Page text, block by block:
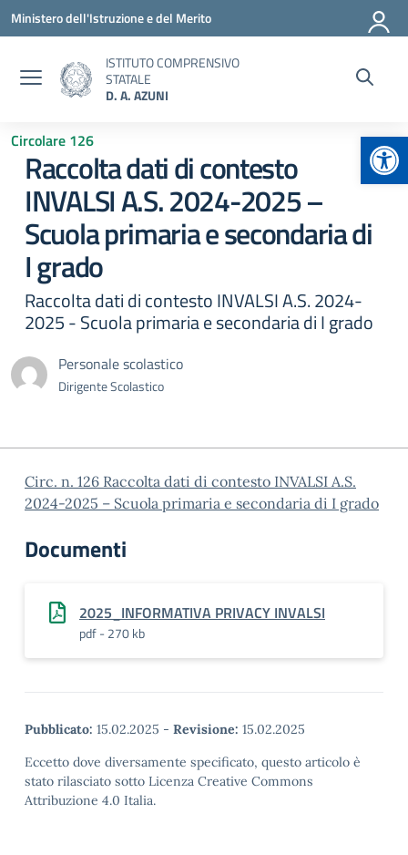
Vai ai contenuti
Vai al menu di navigazione
Vai al footer
Ministero dell'Istruzione e del Merito
ISTITUTO COMPRENSIVO
STATALE
D. A. AZUNI
Circolare 126
Raccolta dati di contesto
INVALSI A.S. 2024-2025 –
Scuola primaria e secondaria di
I grado
Raccolta dati di contesto INVALSI A.S. 2024-
2025 - Scuola primaria e secondaria di I grado
Personale scolastico
Dirigente Scolastico
Circ. n. 126 Raccolta dati di contesto INVALSI A.S.
2024-2025 – Scuola primaria e secondaria di I grado
Documenti
2025_INFORMATIVA PRIVACY INVALSI
pdf - 270 kb
Pubblicato: 15.02.2025 - Revisione: 15.02.2025
Eccetto dove diversamente specificato, questo articolo è
stato rilasciato sotto Licenza Creative Commons
Attribuzione 4.0 Italia.